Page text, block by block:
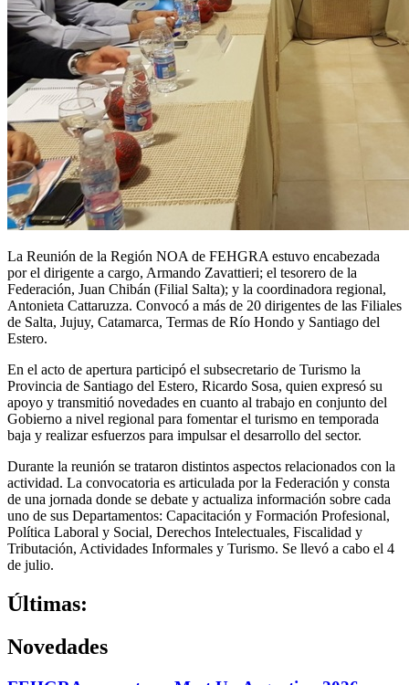
La Reunión de la Región NOA de FEHGRA estuvo encabezada
por el dirigente a cargo, Armando Zavattieri; el tesorero de la
Federación, Juan Chibán (Filial Salta); y la coordinadora regional,
Antonieta Cattaruzza. Convocó a más de 20 dirigentes de las Filiales
de Salta, Jujuy, Catamarca, Termas de Río Hondo y Santiago del
Estero.
En el acto de apertura participó el subsecretario de Turismo la
Provincia de Santiago del Estero, Ricardo Sosa, quien expresó su
apoyo y transmitió novedades en cuanto al trabajo en conjunto del
Gobierno a nivel regional para fomentar el turismo en temporada
baja y realizar esfuerzos para impulsar el desarrollo del sector.
Durante la reunión se trataron distintos aspectos relacionados con la
actividad. La convocatoria es articulada por la Federación y consta
de una jornada donde se debate y actualiza información sobre cada
uno de sus Departamentos: Capacitación y Formación Profesional,
Política Laboral y Social, Derechos Intelectuales, Fiscalidad y
Tributación, Actividades Informales y Turismo. Se llevó a cabo el 4
de julio.
Últimas:
Novedades